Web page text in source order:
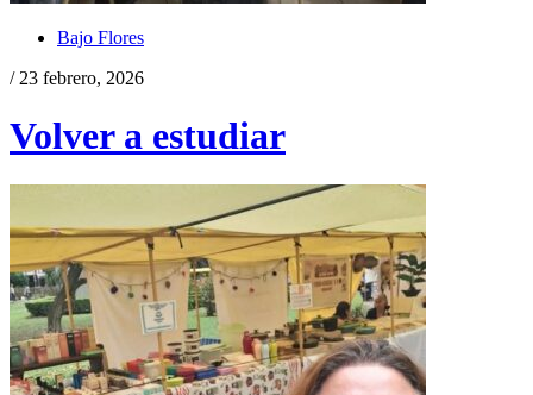
Bajo Flores
/ 23 febrero, 2026
Volver a estudiar